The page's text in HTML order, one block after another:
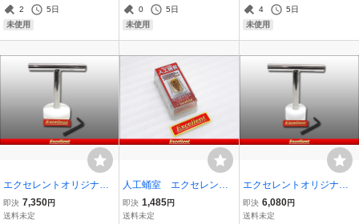
2
5日
未使用
0
5日
未使用
ｍ
4
5日
未使用
エクセレントオリジナル
菌糸瓶ハンドプレス110Φ
（交換タイプ）
即決 7,350円
送料未定
人工蛹室 エクセレント
オリジナル クワガタ用
即決 1,485円
送料未定
エクセレントオリジナル
菌糸瓶ハンドプレス85Φ
（交換タイプ）
即決 6,080円
送料未定